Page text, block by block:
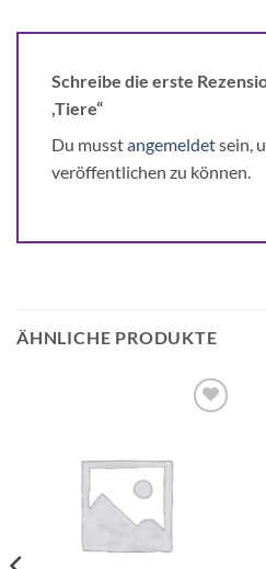
Schreibe die erste
,Tiere“
Du musstangemeldetsein,
veröffentlichen zu können.
ÄHNLICHE PRODUKTE